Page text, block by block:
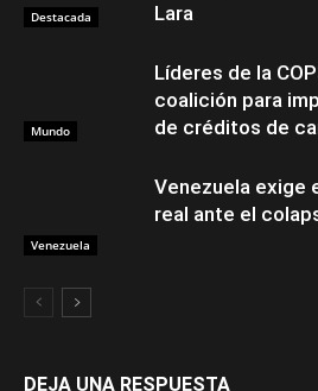
Destacada
Lara
Mundo
Líderes de la
coalición para
de créditos de
Venezuela
Venezuela exige
real ante el
DEJA UNA RESPUESTA